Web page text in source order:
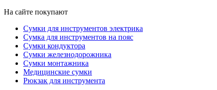
На сайте покупают
Сумки для инструментов электрика
Сумка для инструментов на пояс
Сумки кондуктора
Сумки железнодорожника
Сумки монтажника
Медицинские сумки
Рюкзак для инструмента